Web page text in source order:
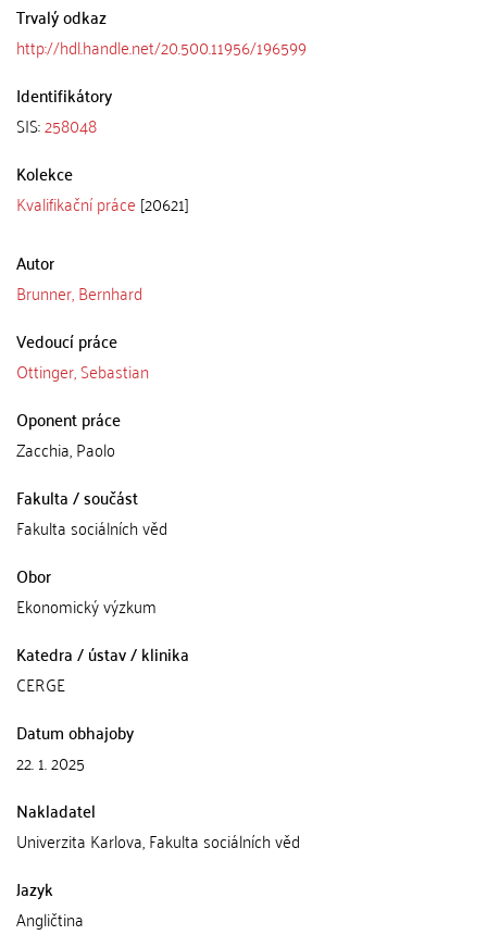
Trvalý odkaz
http://hdl.handle.net/20.500.11956/196599
Identifikátory
SIS:258048
Kolekce
Kvalifikační práce [20621]
Autor
Brunner, Bernhard
Vedoucí práce
Ottinger, Sebastian
Oponent práce
Zacchia, Paolo
Fakulta / součást
Fakulta sociálních věd
Obor
Ekonomický výzkum
Katedra / ústav / klinika
CERGE
Datum obhajoby
22. 1. 2025
Nakladatel
Univerzita Karlova, Fakulta sociálních věd
Jazyk
Angličtina